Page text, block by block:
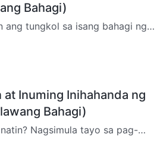
Bahagi)
ang tungkol sa isang bahagi ng
Inuming Inihahanda ng
Bahagi)
Nagsimula tayo sa pag-